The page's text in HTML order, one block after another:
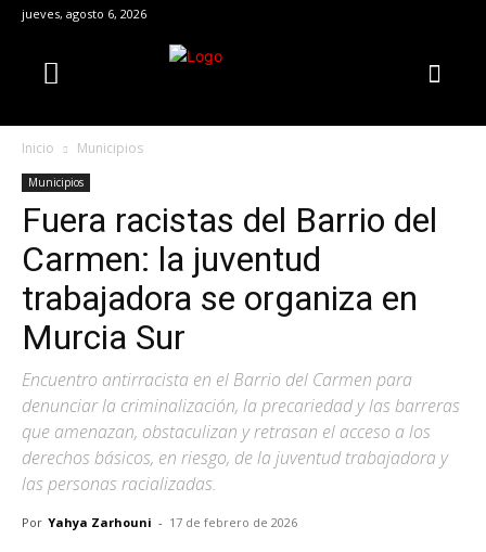
jueves, agosto 6, 2026
Inicio Municipios
Municipios
Fuera racistas del Barrio del
Carmen: la juventud
trabajadora se organiza en
Murcia Sur
Encuentro antirracista en el Barrio del Carmen para
denunciar la criminalización, la precariedad y las barreras
que amenazan, obstaculizan y retrasan el acceso a los
derechos básicos, en riesgo, de la juventud trabajadora y
las personas racializadas.
Por Yahya Zarhouni - 17 de febrero de 2026